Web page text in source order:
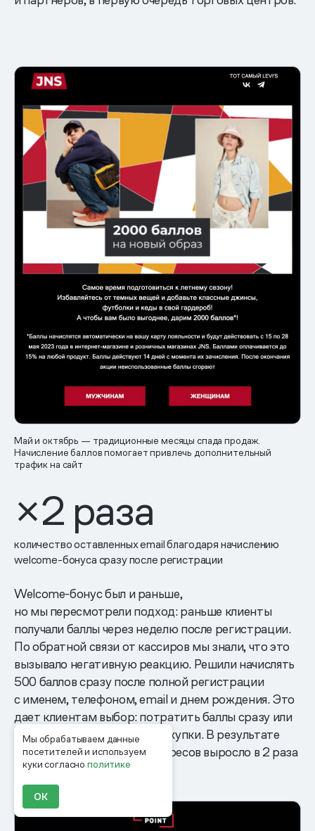
Мы обрабатываем данные
посетителей и используем
куки согласнополитике
ОК
Май и октябрь — традиционные месяцы спада продаж.
Начисление баллов помогает привлечь дополнительный
трафик на сайт
×2 раза
количество оставленных email благодаря начислению
welcome-бонуса сразу после регистрации
Welcome-бонус был и раньше,
но мы пересмотрели подход: раньше клиенты
получали баллы через неделю после регистрации.
По обратной связи от кассиров мы знали, что это
вызывало негативную реакцию. Решили начислять
500 баллов сразу после полной регистрации
с именем, телефоном, email и днем рождения. Это
дает клиентам выбор: потратить баллы сразу или
отложить до следующей покупки. В результате
число оставленных email-адресов выросло в 2 раза
месяц к месяцу.